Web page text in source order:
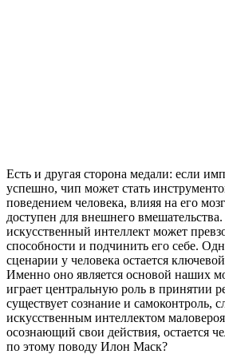
Есть и другая сторона медали: если
успешно, чип может стать
поведением человека, влияя на его
доступен для внешнего вмешательства.
искусственный интеллект может
способности и подчинить его себе.
сценарии у человека остается
Именно оно является основой наших
играет центральную роль в принятии
существует сознание и самоконтроль,
искусственным интеллектом
осознающий свои действия, остается
по этому поводу Илон Маск?